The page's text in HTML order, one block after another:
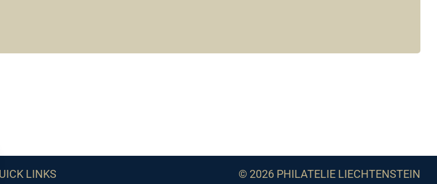
LINKS © 2026 PHILATELIE LIECHTENSTEIN